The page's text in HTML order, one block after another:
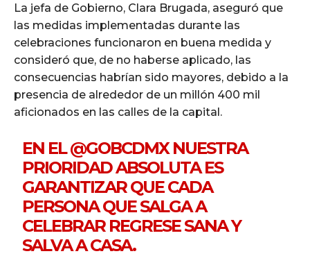
La jefa de Gobierno, Clara Brugada, aseguró que
las medidas implementadas durante las
celebraciones funcionaron en buena medida y
consideró que, de no haberse aplicado, las
consecuencias habrían sido mayores, debido a la
presencia de alrededor de un millón 400 mil
aficionados en las calles de la capital.
EN EL@GOBCDMXNUESTRA
PRIORIDAD ABSOLUTA ES
GARANTIZAR QUE CADA
PERSONA QUE SALGA A
CELEBRAR REGRESE SANA Y
SALVA A CASA.